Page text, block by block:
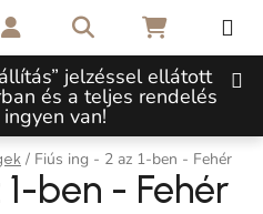
jelzéssel ellátott
és a teljes rendelés
van!
KeresésKOSÁR
/ Fiús ing - 2 az 1-ben - Fehér
ben - Fehér